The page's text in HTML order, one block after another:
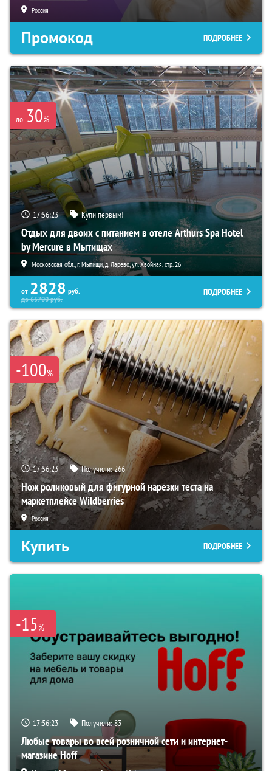
Россия
Промокод ПОДРОБНЕЕ
до 30%
17:56:22 Купи первым!
Отдых для двоих с питанием в отеле Arthurs Spa Hotel
by Mercure в Мытищах
Московская обл., г. Мытищи, д. Ларево, ул. Хвойная, стр. 26
от 2828 руб.
до65700руб.
ПОДРОБНЕЕ
-100%
17:56:22 Получили:266
Нож роликовый для фигурной нарезки теста на
маркетплейсе Wildberries
Россия
Купить ПОДРОБНЕЕ
-15%
17:56:22 Получили:83
Любые товары во всей розничной сети и интернет-
магазине Hoff